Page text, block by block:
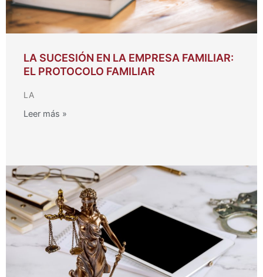
LA SUCESIÓN EN LA EMPRESA FAMILIAR:
EL PROTOCOLO FAMILIAR
LA
Leer más »